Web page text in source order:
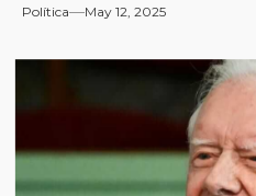
Política May 12, 2025